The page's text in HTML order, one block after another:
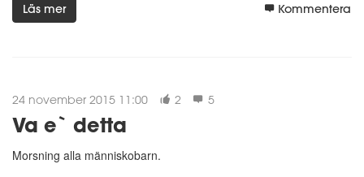
Läs mer Kommentera
24 november 2015 11:00 2 5
Va e` detta
Morsning alla människobarn.